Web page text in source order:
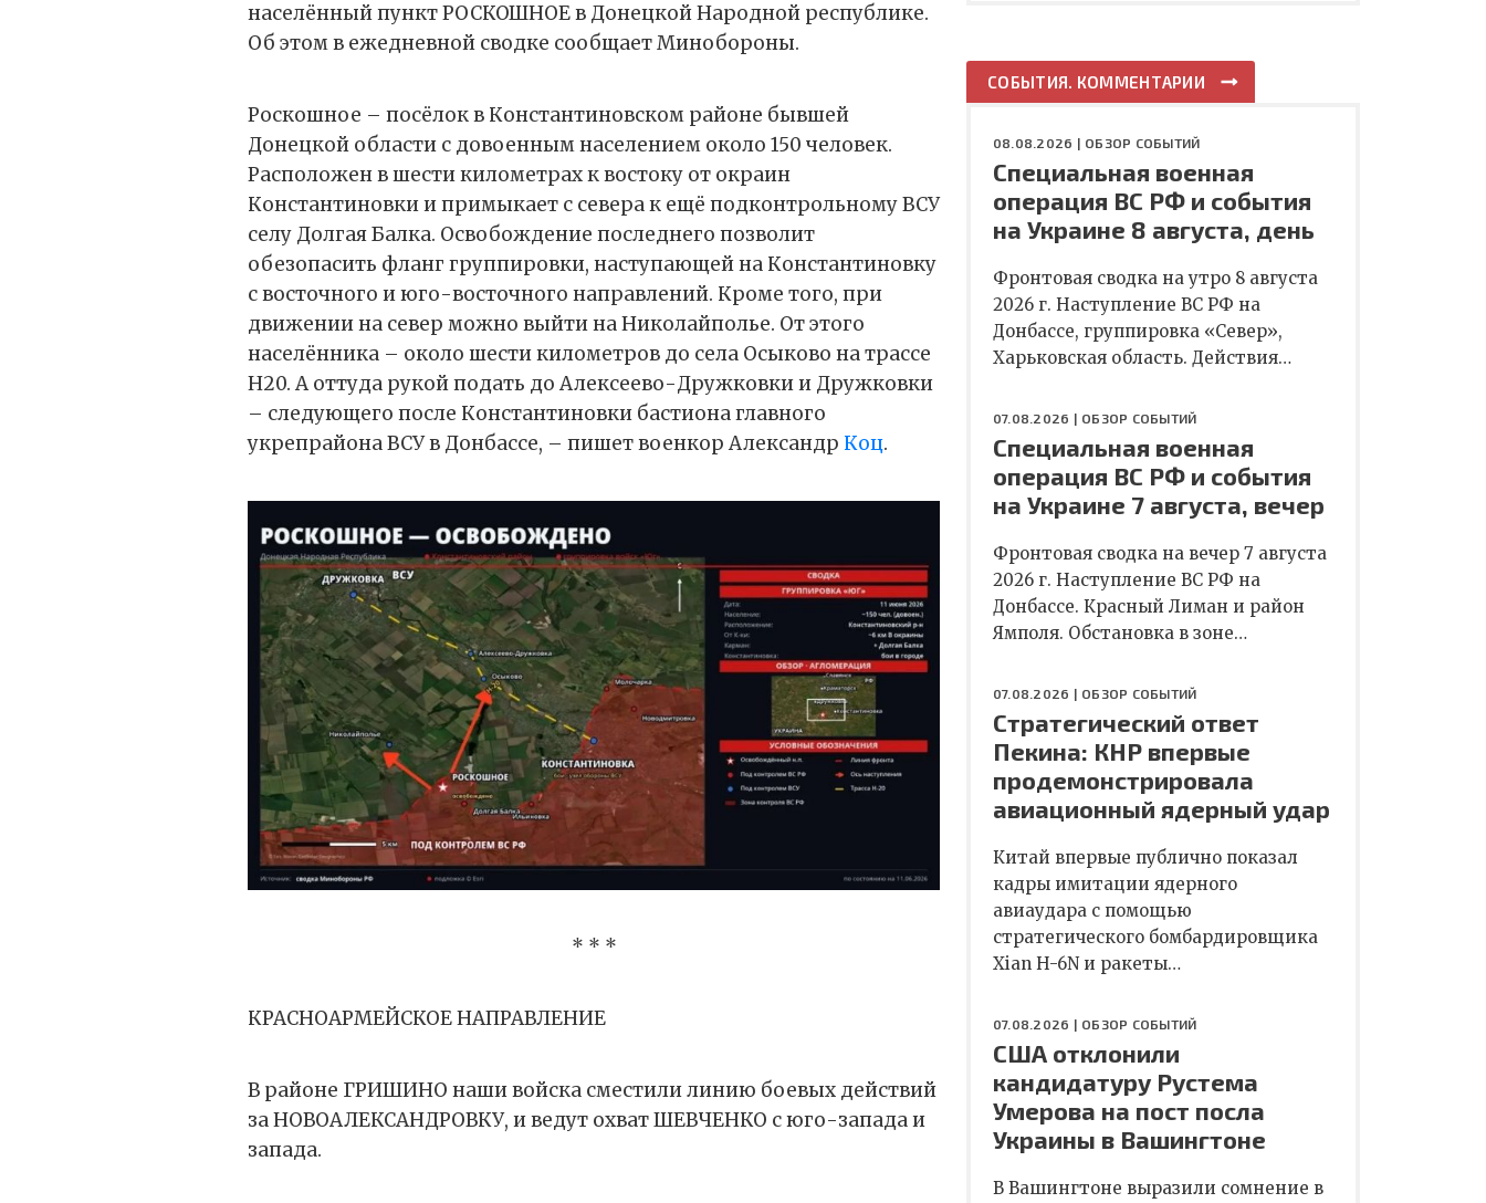
населённый пункт РОСКОШНОЕ в Донецкой Народной республике.
Об этом в ежедневной сводке сообщает Минобороны.
Роскошное – посёлок в Константиновском районе бывшей
Донецкой области с довоенным населением около 150 человек.
Расположен в шести километрах к востоку от окраин
Константиновки и примыкает с севера к ещё подконтрольному ВСУ
селу Долгая Балка. Освобождение последнего позволит
обезопасить фланг группировки, наступающей на Константиновку
с восточного и юго-восточного направлений. Кроме того, при
движении на север можно выйти на Николайполье. От этого
населённика – около шести километров до села Осыково на трассе
Н20. А оттуда рукой подать до Алексеево-Дружковки и Дружковки
– следующего после Константиновки бастиона главного
укрепрайона ВСУ в Донбассе, – пишет военкор Александр Коц.
* * *
КРАСНОАРМЕЙСКОЕ НАПРАВЛЕНИЕ
В районе ГРИШИНО наши войска сместили линию боевых действий
за НОВОАЛЕКСАНДРОВКУ, и ведут охват ШЕВЧЕНКО с юго-запада и
запада.
СОБЫТИЯ. КОММЕНТАРИИ
08.08.2026 | ОБЗОР СОБЫТИЙ
Специальная военная
операция ВС РФ и события
на Украине 8 августа, день
Фронтовая сводка на утро 8 августа
2026 г. Наступление ВС РФ на
Донбассе, группировка «Север»,
Харьковская область. Действия…
07.08.2026 | ОБЗОР СОБЫТИЙ
Специальная военная
операция ВС РФ и события
на Украине 7 августа, вечер
Фронтовая сводка на вечер 7 августа
2026 г. Наступление ВС РФ на
Донбассе. Красный Лиман и район
Ямполя. Обстановка в зоне…
07.08.2026 | ОБЗОР СОБЫТИЙ
Стратегический ответ
Пекина: КНР впервые
продемонстрировала
авиационный ядерный удар
Китай впервые публично показал
кадры имитации ядерного
авиаудара с помощью
стратегического бомбардировщика
Xian H-6N и ракеты…
07.08.2026 | ОБЗОР СОБЫТИЙ
США отклонили
кандидатуру Рустема
Умерова на пост посла
Украины в Вашингтоне
В Вашингтоне выразили сомнение в